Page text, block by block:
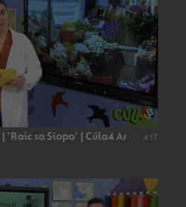
'Raic sa Siopa' | Cúla4 Ar
4:17